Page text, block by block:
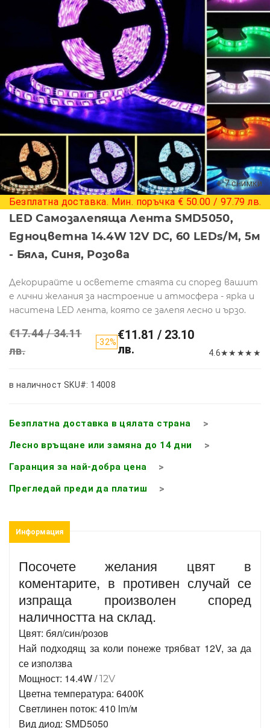
+ 7 снимки
Безплатна доставка. Мин. поръчка € 50.00 / 97.79 лв.
LED Самозалепяща Лента SMD5050,
Едноцветна 14.4W 12V DC, 60 LEDs/m, 5м
- Бяла, Синя, Розова
Декорирайте и осветете стаята си според вашит
е лични желания за настроение и атмосфера - ярка и
наситена LED лента, която се залепя лесно и ързо.
€17.44 / 34.11
лв.
-32%€11.81 / 23.10
лв.
4.6★★ ★★ ★
в наличност SKU#: 14008
Безплатна доставка в цялата страна
Лесно връщане или замяна до 14 дни
Гаранция за най-добра цена
Прегледай преди да платиш
Информация
Посочете желания цвят в
коментарите, в противен случай се
изпраща произволен според
наличността на склад.
Цвят: бял/син/розов
Най подходящ за коли понеже трябват 12V, за да
се използва
Мощност: 14.4W /12V
Цветна температура: 6400К
Светлинен поток: 410 lm/м
Вид диод: SMD5050